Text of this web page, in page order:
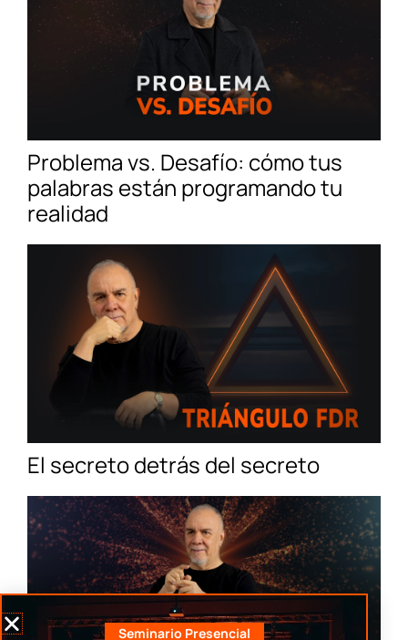
Problema vs. Desafío: cómo tus
palabras están programando tu
realidad
El secreto detrás del secreto
Seminario Presencial